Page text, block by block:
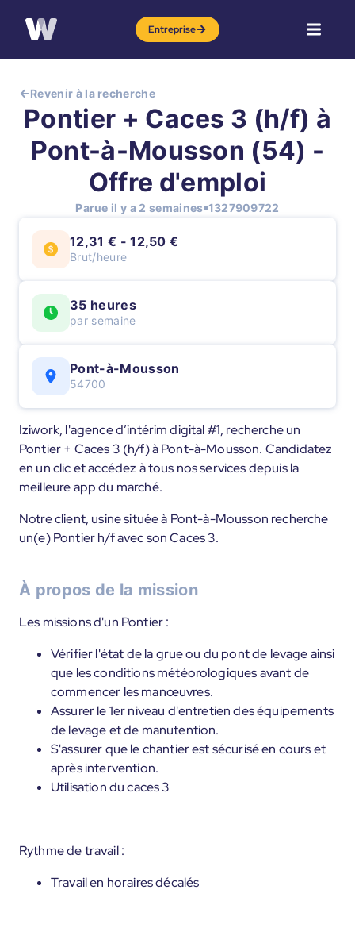
Entreprise
Revenir à la recherche
Pontier + Caces 3 (h/f) à
Pont-à-Mousson (54) -
Offre d'emploi
Parue il y a 2 semaines 1327909722
12,31 € - 12,50 €
Brut/heure
35 heures
par semaine
Pont-à-Mousson
54700
Iziwork, l'agence d’intérim digital #1, recherche un
Pontier + Caces 3 (h/f) à Pont-à-Mousson. Candidatez
en un clic et accédez à tous nos services depuis la
meilleure app du marché.
Notre client, usine située à Pont-à-Mousson recherche
un(e) Pontier h/f avec son Caces 3.
À propos de la mission
Les missions d'un Pontier :
Vérifier l'état de la grue ou du pont de levage ainsi
que les conditions météorologiques avant de
commencer les manœuvres.
Assurer le 1er niveau d'entretien des équipements
de levage et de manutention.
S'assurer que le chantier est sécurisé en cours et
après intervention.
Utilisation du caces 3
Rythme de travail :
Travail en horaires décalés